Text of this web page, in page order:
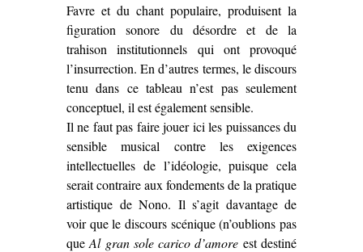
Favre et du chant populaire, produisent la
figuration sonore du désordre et de la
trahison institutionnels qui ont provoqué
l’insurrection. En d’autres termes, le discours
tenu dans ce tableau n’est pas seulement
conceptuel, il est également sensible.
Il ne faut pas faire jouer ici les puissances du
sensible musical contre les exigences
intellectuelles de l’idéologie, puisque cela
serait contraire aux fondements de la pratique
artistique de Nono. Il s’agit davantage de
voir que le discours scénique (n’oublions pas
queAl gran sole carico d’amore est destiné